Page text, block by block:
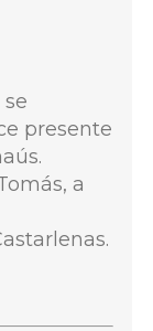
presente
a